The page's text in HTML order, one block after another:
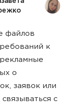
файлов
к
о
заявок или
с